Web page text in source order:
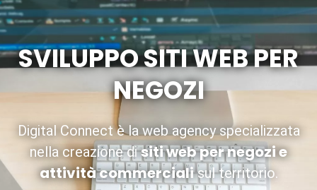
SVILUPPO SITI WEB PER
NEGOZI
Digital Connect è la web agency specializzata
nella creazione disiti web per negozi e
attività commercialisul territorio.